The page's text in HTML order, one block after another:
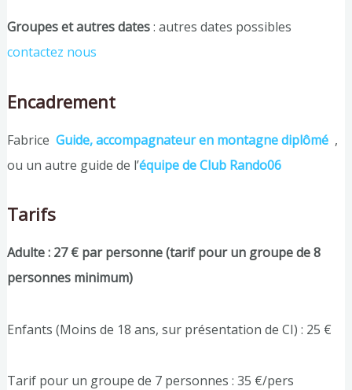
Groupes et autres dates: autres dates possibles
contactez nous
Encadrement
Fabrice Guide, accompagnateur en montagne diplômé,
ou un autre guide de l’équipe de Club Rando06
Tarifs
Adulte : 27 € par personne (tarif pour un groupe de 8
personnes minimum)
Enfants (Moins de 18 ans, sur présentation de CI) : 25 €
Tarif pour un groupe de 7 personnes : 35 €/pers